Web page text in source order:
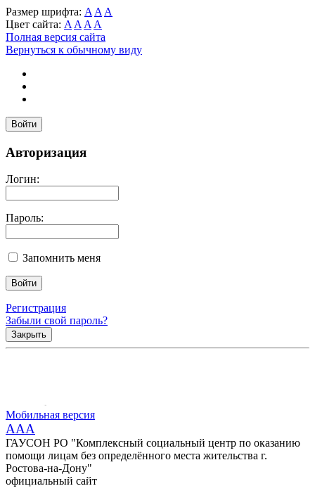
Размер шрифта: A A A
Цвет сайта: A A A A
Полная версия сайта
Вернуться к обычному виду
Войти
Авторизация
Логин:
Пароль:
Запомнить меня
Регистрация
Забыли свой пароль?
Закрыть
Мобильная версия
AAA
ГАУСОН РО "Комплексный социальный центр по оказанию
помощи лицам без определённого места жительства г.
Ростова-на-Дону"
официальный сайт